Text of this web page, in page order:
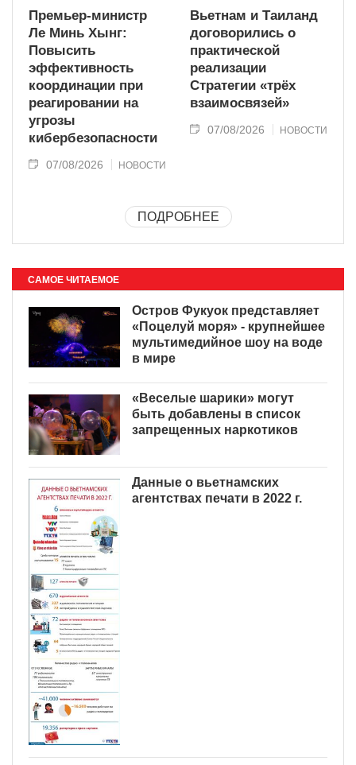
Премьер-министр
Ле Минь Хынг:
Повысить
эффективность
координации при
реагировании на
угрозы
кибербезопасности
07/08/2026 НОВОСТИ
Вьетнам и Таиланд
договорились о
практической
реализации
Стратегии «трёх
взаимосвязей»
07/08/2026 НОВОСТИ
ПОДРОБНЕЕ
САМОЕ ЧИТАЕМОЕ
Остров Фукуок представляет
«Поцелуй моря» - крупнейшее
мультимедийное шоу на воде
в мире
«Веселые шарики» могут
быть добавлены в список
запрещенных наркотиков
Данные о вьетнамских
агентствах печати в 2022 г.